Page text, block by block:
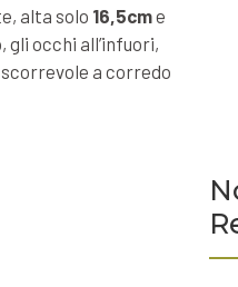
alta solo 16,5cme
occhi all’infuori,
a corredo